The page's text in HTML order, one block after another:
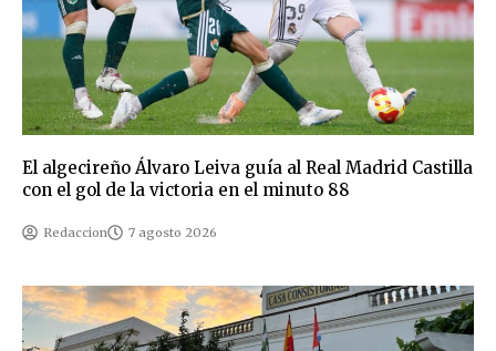
El algecireño Álvaro Leiva guía al Real Madrid Castilla
con el gol de la victoria en el minuto 88
Redaccion 7 agosto 2026